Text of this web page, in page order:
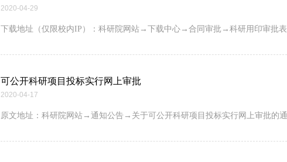
2020-04-29
下载地址（仅限校内IP）：科研院网站→下载中心→合同审批→科研用印审批表
可公开科研项目投标实行网上审批
2020-04-17
原文地址：科研院网站→通知公告→关于可公开科研项目投标实行网上审批的通